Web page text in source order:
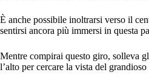
È anche possibile inoltrarsi verso il
sentirsi ancora più immersi in questa
Mentre compirai questo giro, solleva
l’alto per cercare la vista del